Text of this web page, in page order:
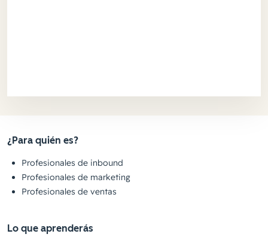
¿Para quién es?
Profesionales de inbound
Profesionales de marketing
Profesionales de ventas
Lo que aprenderás